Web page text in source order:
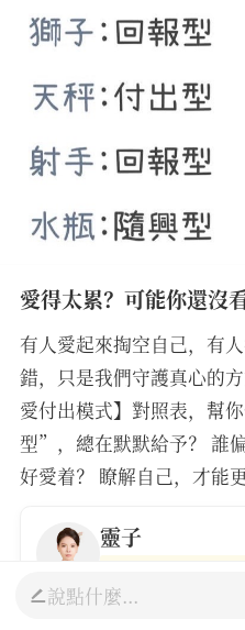
愛得太累？可能你還沒
有人愛起來掏空自己，有
錯，只是我們守護真心的
愛付出模式】對照表，幫
型”，總在默默給予？ 誰
好愛着？ 瞭解自己，才能
靈子